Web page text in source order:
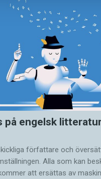
på engelsk
författare och
Alla som kan
att ersättas av